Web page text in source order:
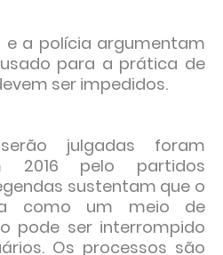
e a polícia argumentam
para a prática de
ser impedidos.
julgadas foram
2016 pelo partidos
sustentam que o
como um meio de
pode ser interrompido
Os processos são